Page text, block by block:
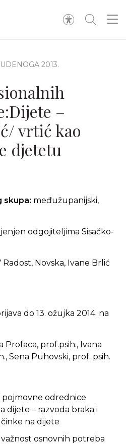
2013.
–
vrtić kao
djetetu
skupa: međužupanijski,
odgojiteljima Sisačko-
Radost, Novska, Ivane Brlić
do 13. ožujka 2014. na
Profaca, prof.psih., Ivana
Sena Puhovski, prof. psih.
pojmovne odrednice
dijete – razvoda braka i
na dijete
osnovnih potreba